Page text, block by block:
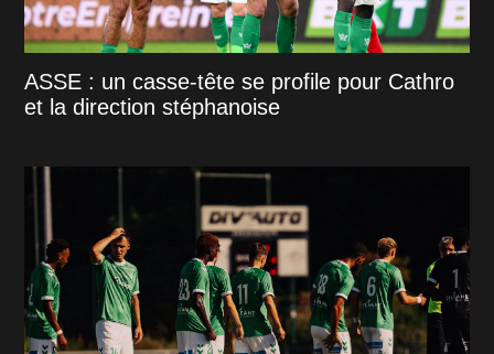
ASSE : un casse-tête se profile pour Cathro
et la direction stéphanoise